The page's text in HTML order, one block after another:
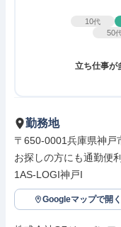
10代
50代
立ち仕事が
勤務地
〒650-0001兵庫県神戸
お探しの方にも通勤便
1AS-LOGI神戸I
Googleマップで開く